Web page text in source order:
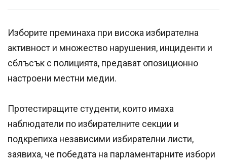
Изборите преминаха при висока избирателна
активност и множество нарушения, инциденти и
сблъсък с полицията, предават опозиционно
настроени местни медии.
Протестиращите студенти, които имаха
наблюдатели по избирателните секции и
подкрепиха независими избирателни листи,
заявиха, че победата на парламентарните избори